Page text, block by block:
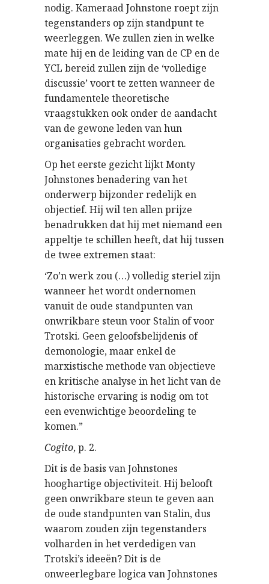
nodig. Kameraad Johnstone roept zijn
tegenstanders op zijn standpunt te
weerleggen. We zullen zien in welke
mate hij en de leiding van de CP en de
YCL bereid zullen zijn de ‘volledige
discussie’ voort te zetten wanneer de
fundamentele theoretische
vraagstukken ook onder de aandacht
van de gewone leden van hun
organisaties gebracht worden.
Op het eerste gezicht lijkt Monty
Johnstones benadering van het
onderwerp bijzonder redelijk en
objectief. Hij wil ten allen prijze
benadrukken dat hij met niemand een
appeltje te schillen heeft, dat hij tussen
de twee extremen staat:
‘Zo’n werk zou (…) volledig steriel zijn
wanneer het wordt ondernomen
vanuit de oude standpunten van
onwrikbare steun voor Stalin of voor
Trotski. Geen geloofsbelijdenis of
demonologie, maar enkel de
marxistische methode van objectieve
en kritische analyse in het licht van de
historische ervaring is nodig om tot
een evenwichtige beoordeling te
komen.”
Cogito, p. 2.
Dit is de basis van Johnstones
hooghartige objectiviteit. Hij belooft
geen onwrikbare steun te geven aan
de oude standpunten van Stalin, dus
waarom zouden zijn tegenstanders
volharden in het verdedigen van
Trotski’s ideeën? Dit is de
onweerlegbare logica van Johnstones